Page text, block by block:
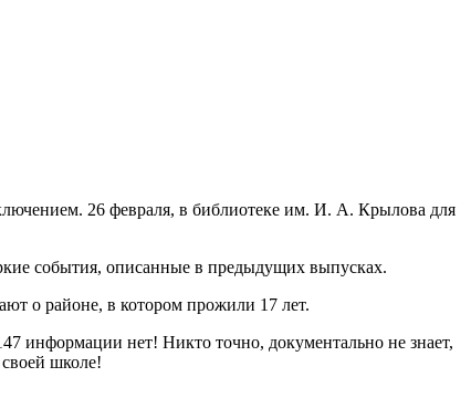
26 февраля, в библиотеке им. И. А. Крылова для
события, описанные в предыдущих выпусках.
о районе, в котором прожили 17 лет.
информации нет! Никто точно, документально не знает,
школе!